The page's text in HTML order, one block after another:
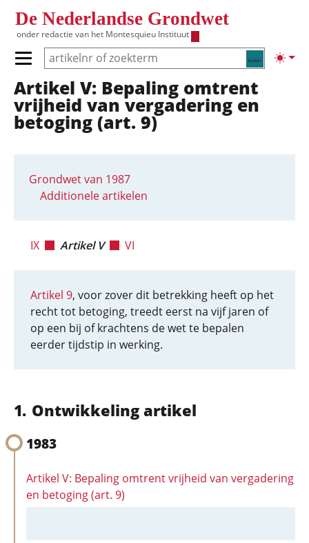
De Nederlandse Grondwet
onder redactie van het Montesquieu Instituut
Zoeken
Primair menu tonen/verbergen
Hoofdnavigatie
Artikel V: Bepaling omtrent
vrijheid van vergadering en
betoging (art. 9)
Grondwet van 1987
Additionele artikelen
IX Artikel V VI
Artikel 9, voor zover dit betrekking heeft op het
recht tot betoging, treedt eerst na vijf jaren of
op een bij of krachtens de wet te bepalen
eerder tijdstip in werking.
Ontwikkeling artikel
1983
Artikel V: Bepaling omtrent vrijheid van vergadering
en betoging (art. 9)